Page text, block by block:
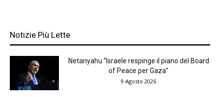
Notizie Più Lette
Netanyahu “Israele respinge il piano del Board
of Peace per Gaza”
9 Agosto 2026